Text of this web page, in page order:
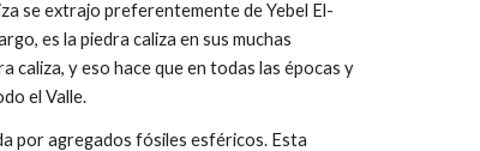
se extrajo preferentemente de Yebel El-
es la piedra caliza en sus muchas
caliza, y eso hace que en todas las épocas y
el Valle.
por agregados fósiles esféricos. Esta